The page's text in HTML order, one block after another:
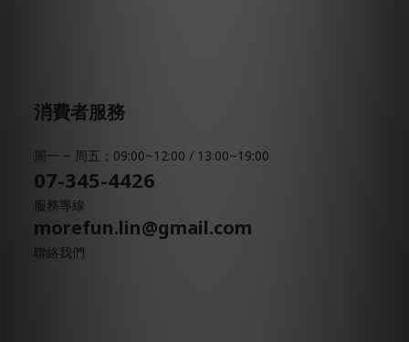
消費者服務
周一 ~ 周五：09:00~12:00 / 13:00~19:00
07-345-4426
服務專線
morefun.lin@gmail.com
聯絡我們